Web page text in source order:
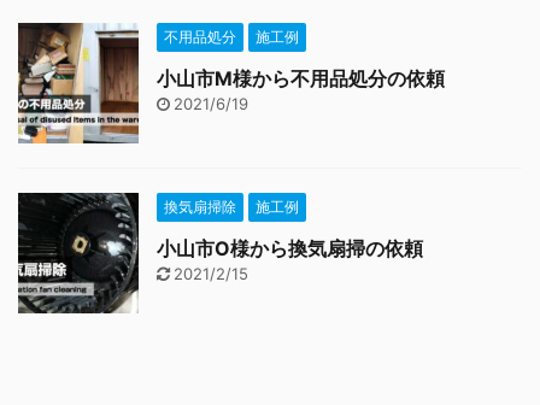
不用品処分 施工例
小山市M様から不用品処分の依頼
2021/6/19
換気扇掃除 施工例
小山市O様から換気扇掃の依頼
2021/2/15